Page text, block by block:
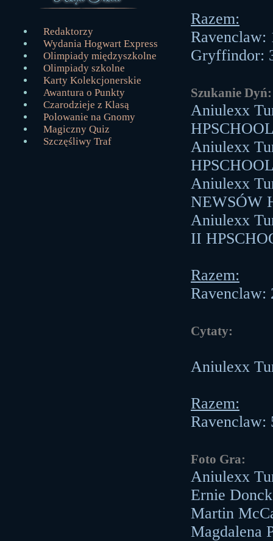
Redaktorzy
Wydania Hogwart Express
Olimpiady międzyszkolne
Olimpiady szkolne
Karty Kolekcjonerskie
Awantura o Punkty
Czarodzieje z Klasą
Polowanie na Gnomy
Magiczny Quiz
Szczęśliwy Traf
Razem:
Ravenclaw:
Gryffindor:
Szukanie Dyń:
Aniulexx
Aniulexx
Aniulexx
NEWSÓW
Aniulexx
II
Razem:
Ravenclaw:
Cytaty:
Aniulexx
Razem:
Ravenclaw:
Foto Gra:
Aniulexx
Ernie
Martin
Magdalena